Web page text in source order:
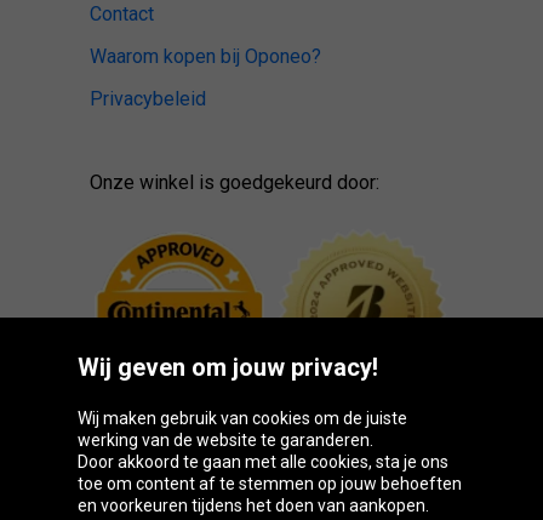
Contact
Waarom kopen bij Oponeo?
Privacybeleid
Onze winkel is goedgekeurd door:
Oponeo-groep
Wij geven om jouw privacy!
Wij maken gebruik van cookies om de juiste
werking van de website te garanderen.
Door akkoord te gaan met alle cookies, sta je ons
toe om content af te stemmen op jouw behoeften
en voorkeuren tijdens het doen van aankopen.